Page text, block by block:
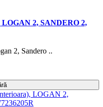
LOGAN 2, SANDERO 2,
2, Sandero ..